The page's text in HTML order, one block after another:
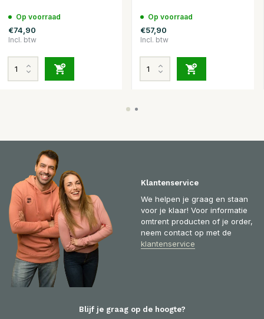
Op voorraad
€74,90
Incl. btw
Op voorraad
€57,90
Incl. btw
Klantenservice
We helpen je graag en staan
voor je klaar! Voor informatie
omtrent producten of je order,
neem contact op met de
klantenservice
Blijf je graag op de hoogte?